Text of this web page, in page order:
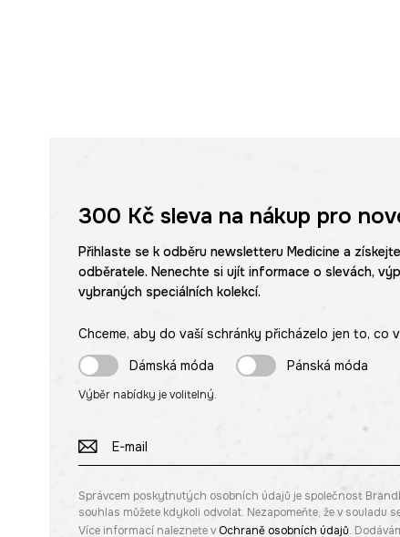
300 Kčsleva na nákup pro
Přihlaste se k odběru newsletteru Medicine a
odběratele. Nenechte si ujít informace o slevách,
vybraných speciálních kolekcí.
Chceme, aby do vaší schránky přicházelo jen to, co
Dámská móda
Pánská móda
Výběr nabídky je volitelný.
Správcem poskytnutých osobních údajů je společnost
souhlas můžete kdykoli odvolat. Nezapomeňte, že v souladu
Více informací naleznete v Ochraně osobních údajů.